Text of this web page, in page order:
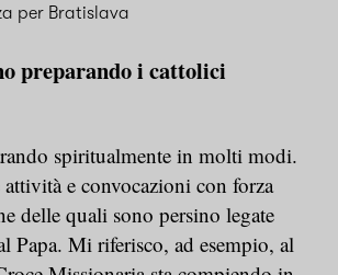
per Bratislava
preparando i cattolici
spiritualmente in molti modi.
e convocazioni con forza
delle quali sono persino legate
Papa. Mi riferisco, ad esempio, al